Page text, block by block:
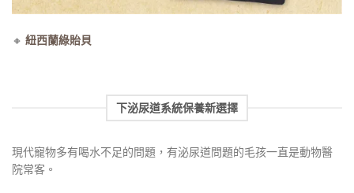
🔸 紐西蘭綠貽貝
下泌尿道系統保養新選擇
現代寵物多有喝水不足的問題，有泌尿道問題的毛孩一直是動物醫
院常客。